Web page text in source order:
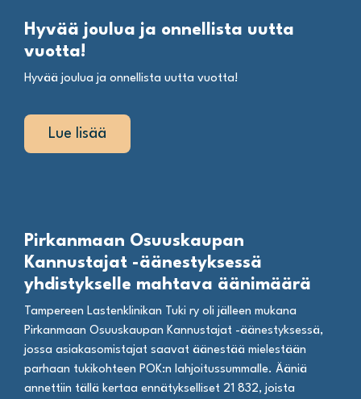
Hyvää joulua ja onnellista uutta
vuotta!
Hyvää joulua ja onnellista uutta vuotta!
Lue lisää
Pirkanmaan Osuuskaupan
Kannustajat -äänestyksessä
yhdistykselle mahtava äänimäärä
Tampereen Lastenklinikan Tuki ry oli jälleen mukana
Pirkanmaan Osuuskaupan Kannustajat -äänestyksessä,
jossa asiakasomistajat saavat äänestää mielestään
parhaan tukikohteen POK:n lahjoitussummalle. Ääniä
annettiin tällä kertaa ennätykselliset 21 832, joista